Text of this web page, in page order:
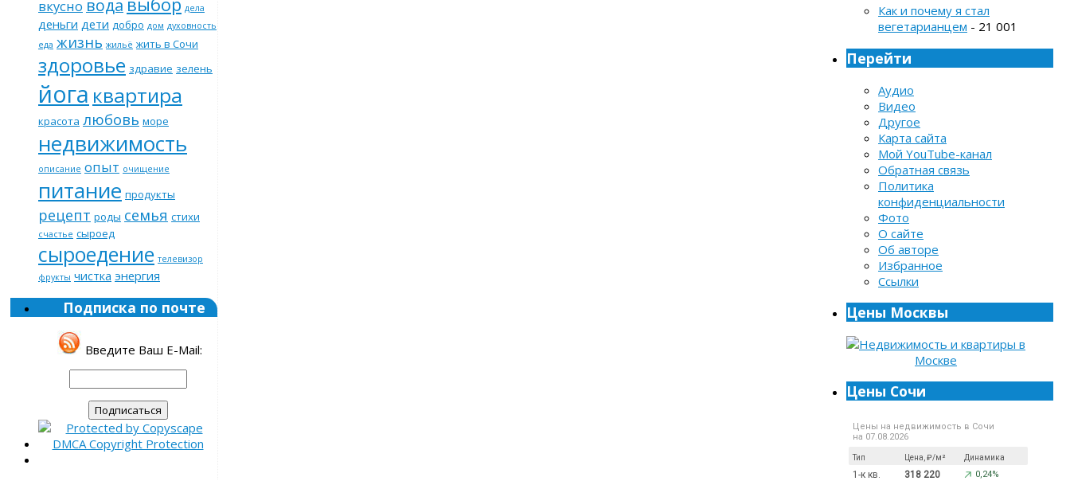
вкусно вода дела
деньги дети добро дом духовность
еда жизнь жильё жить в Сочи
здоровье здравие зелень
йога квартира
красота любовь море
недвижимость
описание опыт очищение
питание продукты
рецепт роды семья стихи
счастье сыроед
сыроедение телевизор
фрукты чистка энергия
Подписка по почте
Введите Ваш E-Mail:
Как и почему я стал
вегетарианцем - 21 001
Перейти
Аудио
Видео
Другое
Карта сайта
Мой YouTube-канал
Обратная связь
Политика
конфиденциальности
Фото
О сайте
Об авторе
Избранное
Ссылки
Цены Москвы
Цены Сочи
Цены на недвижимость в Сочи
на 07.08.2026
Тип Цена, ₽/м² Динамика
1-к кв. 318 220 0,24%